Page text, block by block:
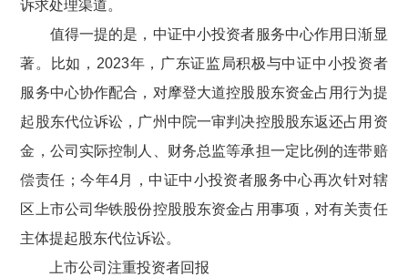
诉求处理渠道。
值得一提的是，中证中小投资者服务中心作用日渐显
著。比如， 2023年，广东证监局积极与中证中小投资者
服务中心协作配合，对摩登大道控股股东资金占用行为提
起股东代位诉讼，广州中院一审判决控股股东返还占用资
金，公司实际控制人、财务总监等承担一定比例的连带赔
偿责任；今年4月，中证中小投资者服务中心再次针对辖
区上市公司华铁股份控股股东资金占用事项，对有关责任
主体提起股东代位诉讼。
上市公司注重投资者回报